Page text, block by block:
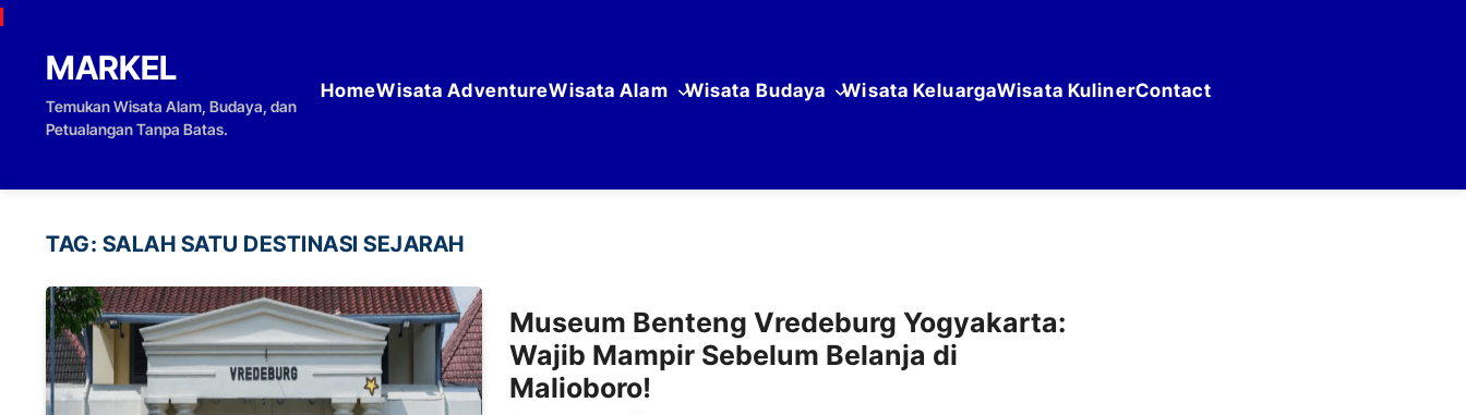
Skip to content
MARKEL
Temukan Wisata Alam, Budaya, dan
Petualangan Tanpa Batas.
HomeWisata AdventureWisata Alam Wisata Budaya Wisata KeluargaWisata KulinerContact
TAG: SALAH SATU DESTINASI SEJARAH
Museum Benteng Vredeburg Yogyakarta:
Wajib Mampir Sebelum Belanja di
Malioboro!